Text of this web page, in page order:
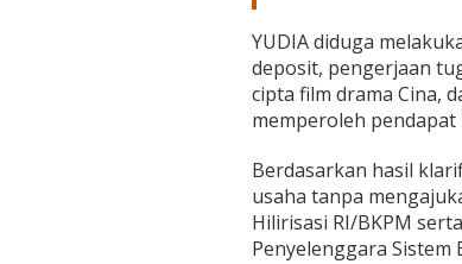
YUDIA diduga
deposit, pengerjaan
cipta film drama Cina,
memperoleh
Berdasarkan hasil
usaha tanpa
Hilirisasi RI/BKPM
Penyelenggara Sistem